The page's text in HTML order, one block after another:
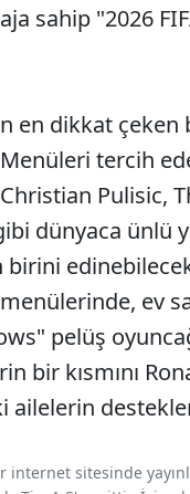
sahip "2026
en dikkat
tercih
Pulisic,
dünyaca ünlü
birini
ev
pelüş
bir kısmını
ailelerin
internet sitesinde